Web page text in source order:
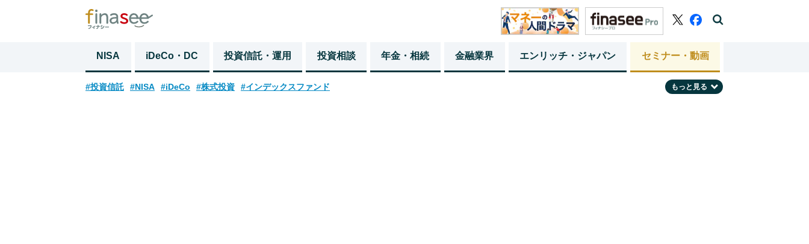
NISA iDeCo・DC 投資信託・運用 投資相談 年金・相続 金融業界 エンリッチ・ジャパン セミナー・動画
#投資信託 #NISA #iDeCo #株式投資 #インデックスファンド もっと見る